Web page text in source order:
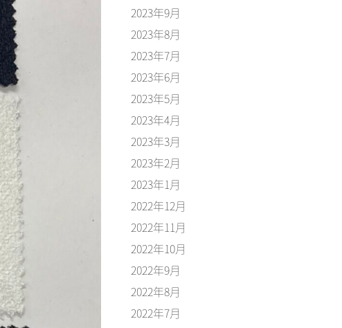
2023年9月
2023年8月
2023年7月
2023年6月
2023年5月
2023年4月
2023年3月
2023年2月
2023年1月
2022年12月
2022年11月
2022年10月
2022年9月
2022年8月
2022年7月